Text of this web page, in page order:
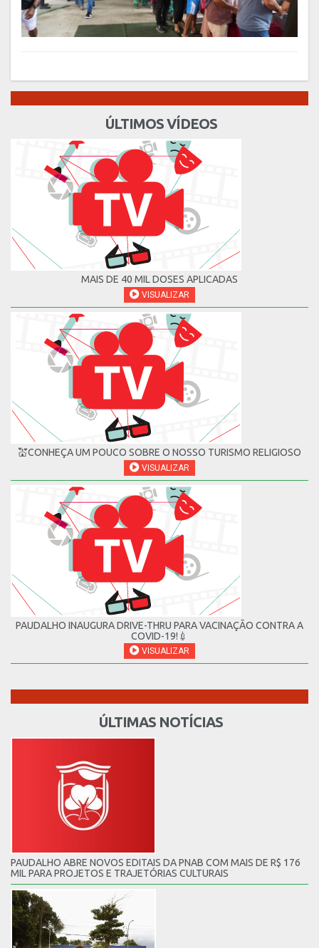
ÚLTIMOS VÍDEOS
MAIS DE 40 MIL DOSES APLICADAS
VISUALIZAR
💒CONHEÇA UM POUCO SOBRE O NOSSO TURISMO RELIGIOSO
VISUALIZAR
PAUDALHO INAUGURA DRIVE-THRU PARA VACINAÇÃO CONTRA A
COVID-19!💉
VISUALIZAR
ÚLTIMAS NOTÍCIAS
PAUDALHO ABRE NOVOS EDITAIS DA PNAB COM MAIS DE R$ 176
MIL PARA PROJETOS E TRAJETÓRIAS CULTURAIS